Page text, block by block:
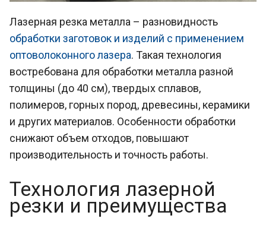
Лазерная резка металла – разновидность
обработки заготовок и изделий с применением
оптоволоконного лазера. Такая технология
востребована для обработки металла разной
толщины (до 40 см), твердых сплавов,
полимеров, горных пород, древесины, керамики
и других материалов. Особенности обработки
снижают объем отходов, повышают
производительность и точность работы.
Технология лазерной
резки и преимущества